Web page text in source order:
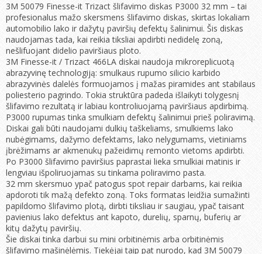
3M 50079 Finesse-it Trizact šlifavimo diskas P3000 32 mm – tai
profesionalus mažo skersmens šlifavimo diskas, skirtas lokaliam
automobilio lako ir dažytų paviršių defektų šalinimui. Šis diskas
naudojamas tada, kai reikia tiksliai apdirbti nedidelę zoną,
nešlifuojant didelio paviršiaus ploto.
3M Finesse-it / Trizact 466LA diskai naudoja mikroreplicuotą
abrazyvinę technologiją: smulkaus rupumo silicio karbido
abrazyvinės dalelės formuojamos į mažas piramides ant stabilaus
poliesterio pagrindo. Tokia struktūra padeda išlaikyti tolygesnį
šlifavimo rezultatą ir labiau kontroliuojamą paviršiaus apdirbimą.
P3000 rupumas tinka smulkiam defektų šalinimui prieš poliravimą.
Diskai gali būti naudojami dulkių taškeliams, smulkiems lako
nubėgimams, dažymo defektams, lako nelygumams, vietiniams
įbrėžimams ar akmenukų pažeidimų remonto vietoms apdirbti.
Po P3000 šlifavimo paviršius paprastai lieka smulkiai matinis ir
lengviau išpoliruojamas su tinkama poliravimo pasta.
32 mm skersmuo ypač patogus spot repair darbams, kai reikia
apdoroti tik mažą defekto zoną. Toks formatas leidžia sumažinti
papildomo šlifavimo plotą, dirbti tiksliau ir saugiau, ypač taisant
pavienius lako defektus ant kapoto, durelių, sparnų, buferių ar
kitų dažytų paviršių.
Šie diskai tinka darbui su mini orbitinėmis arba orbitinėmis
šlifavimo mašinėlėmis. Tiekėjai taip pat nurodo, kad 3M 50079